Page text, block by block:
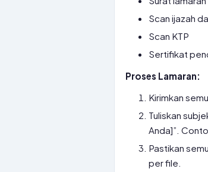
Scan ijazah
Scan KTP
Sertifikat
Proses Lamaran:
Kirimkan
Tuliskan
Anda]”.
Pastikan
per file.